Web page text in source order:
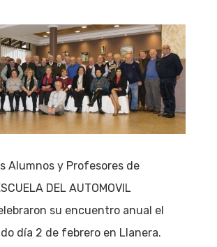
Alumnos y Profesores de
DEL AUTOMOVIL
su encuentro anual el
día 2 de febrero en Llanera.